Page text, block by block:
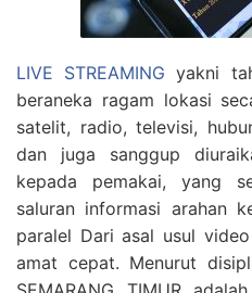
LIVE STREAMING yakni
beraneka ragam lokasi
satelit, radio, televisi,
dan juga sanggup
kepada pemakai, yang
saluran informasi arahan
paralel Dari asal usul
amat cepat. Menurut